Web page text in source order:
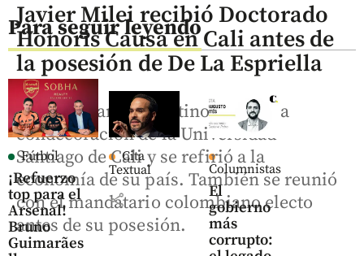
Para seguir leyendo
Fútbol
¡Refuerzo
top para el
Arsenal!
Bruno
Guimarães
Cita
Textual
share
Columnistas
El
gobierno
más
corrupto:
Javier Milei recibió Doctorado
Honoris Causa en Cali antes de
la posesión de De La Espriella
El mandatario argentino recibió la
condecoración de la Universidad
Santiago de Cali y se refirió a la
economía de su país. También se reunió
con el mandatario colombiano electo
antes de su posesión.